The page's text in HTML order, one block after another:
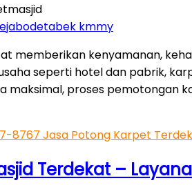
memberikan kenyamanan,
seperti hotel dan pabrik,
maksimal, proses pemotongan
8767 Jasa Potong Karpet
Terdekat –